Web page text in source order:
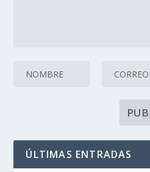
ÚLTIMAS ENTRADAS